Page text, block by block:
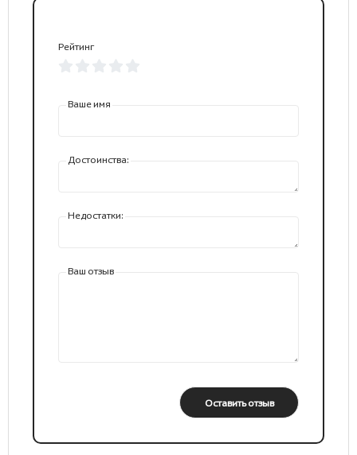
Рейтинг
Ваше имя
Достоинства:
Недостатки:
Ваш отзыв
Оставить отзыв